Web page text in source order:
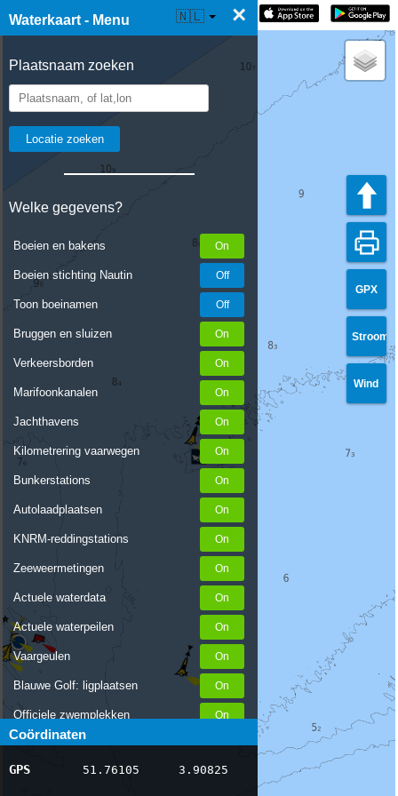
Waterkaart - Menu ×
Plaatsnaam zoeken
Welke gegevens?
Boeien en bakens
Boeien stichting Nautin
Toon boeinamen
Bruggen en sluizen
Verkeersborden
Marifoonkanalen
Jachthavens
Kilometrering vaarwegen
Bunkerstations
Autolaadplaatsen
KNRM-reddingstations
Zeeweermetingen
Actuele waterdata
Actuele waterpeilen
Vaargeulen
Blauwe Golf: ligplaatsen
Officiele zwemplekken
Stremmingen/hinder
AIS scheepsposities
Coördinaten
GPS 51.76105 3.90825
☰ Waterkaart Live 🇳🇱
GPX
Stroom
Wind